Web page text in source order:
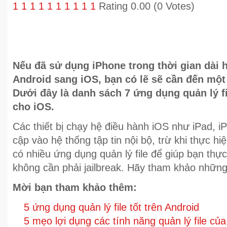
1 1 1 1 1 1 1 1 1 1 Rating 0.00 (0 Votes)
Nếu đã sử dụng iPhone trong thời gian dài
Android sang iOS, bạn có lẽ sẽ cần đến
Dưới đây là danh sách 7 ứng dụng quản lý
cho iOS.
Các thiết bị chạy hệ điều hành iOS như iPad,
cập vào hệ thống tập tin nội bộ, trừ khi thực
có nhiều ứng dụng quản lý file để giúp bạn
không cần phải jailbreak. Hãy tham khảo
Mời bạn tham khảo thêm:
5 ứng dụng quản lý file tốt trên Android
5 mẹo lợi dụng các tính năng quản lý file